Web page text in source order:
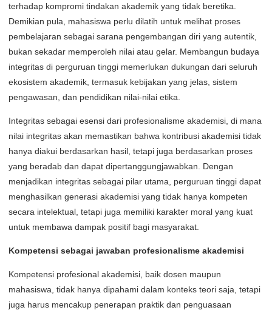
terhadap kompromi tindakan akademik yang tidak beretika.
Demikian pula, mahasiswa perlu dilatih untuk melihat proses
pembelajaran sebagai sarana pengembangan diri yang autentik,
bukan sekadar memperoleh nilai atau gelar. Membangun budaya
integritas di perguruan tinggi memerlukan dukungan dari seluruh
ekosistem akademik, termasuk kebijakan yang jelas, sistem
pengawasan, dan pendidikan nilai-nilai etika.
Integritas sebagai esensi dari profesionalisme akademisi, di mana
nilai integritas akan memastikan bahwa kontribusi akademisi tidak
hanya diakui berdasarkan hasil, tetapi juga berdasarkan proses
yang beradab dan dapat dipertanggungjawabkan. Dengan
menjadikan integritas sebagai pilar utama, perguruan tinggi dapat
menghasilkan generasi akademisi yang tidak hanya kompeten
secara intelektual, tetapi juga memiliki karakter moral yang kuat
untuk membawa dampak positif bagi masyarakat.
Kompetensi sebagai jawaban profesionalisme akademisi
Kompetensi profesional akademisi, baik dosen maupun
mahasiswa, tidak hanya dipahami dalam konteks teori saja, tetapi
juga harus mencakup penerapan praktik dan penguasaan